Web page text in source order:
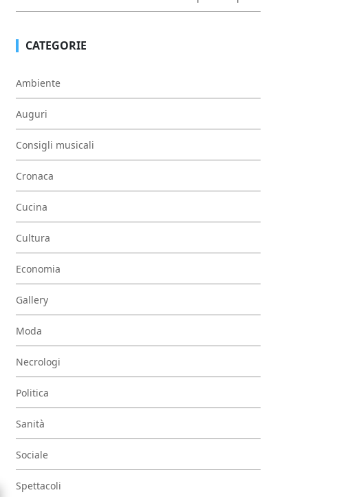
CATEGORIE
Ambiente
Auguri
Consigli musicali
Cronaca
Cucina
Cultura
Economia
Gallery
Moda
Necrologi
Politica
Sanità
Sociale
Spettacoli